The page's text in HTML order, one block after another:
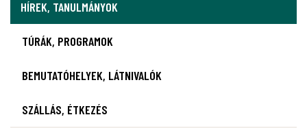
HÍREK, TANULMÁNYOK
TÚRÁK, PROGRAMOK
BEMUTATÓHELYEK, LÁTNIVALÓK
SZÁLLÁS, ÉTKEZÉS